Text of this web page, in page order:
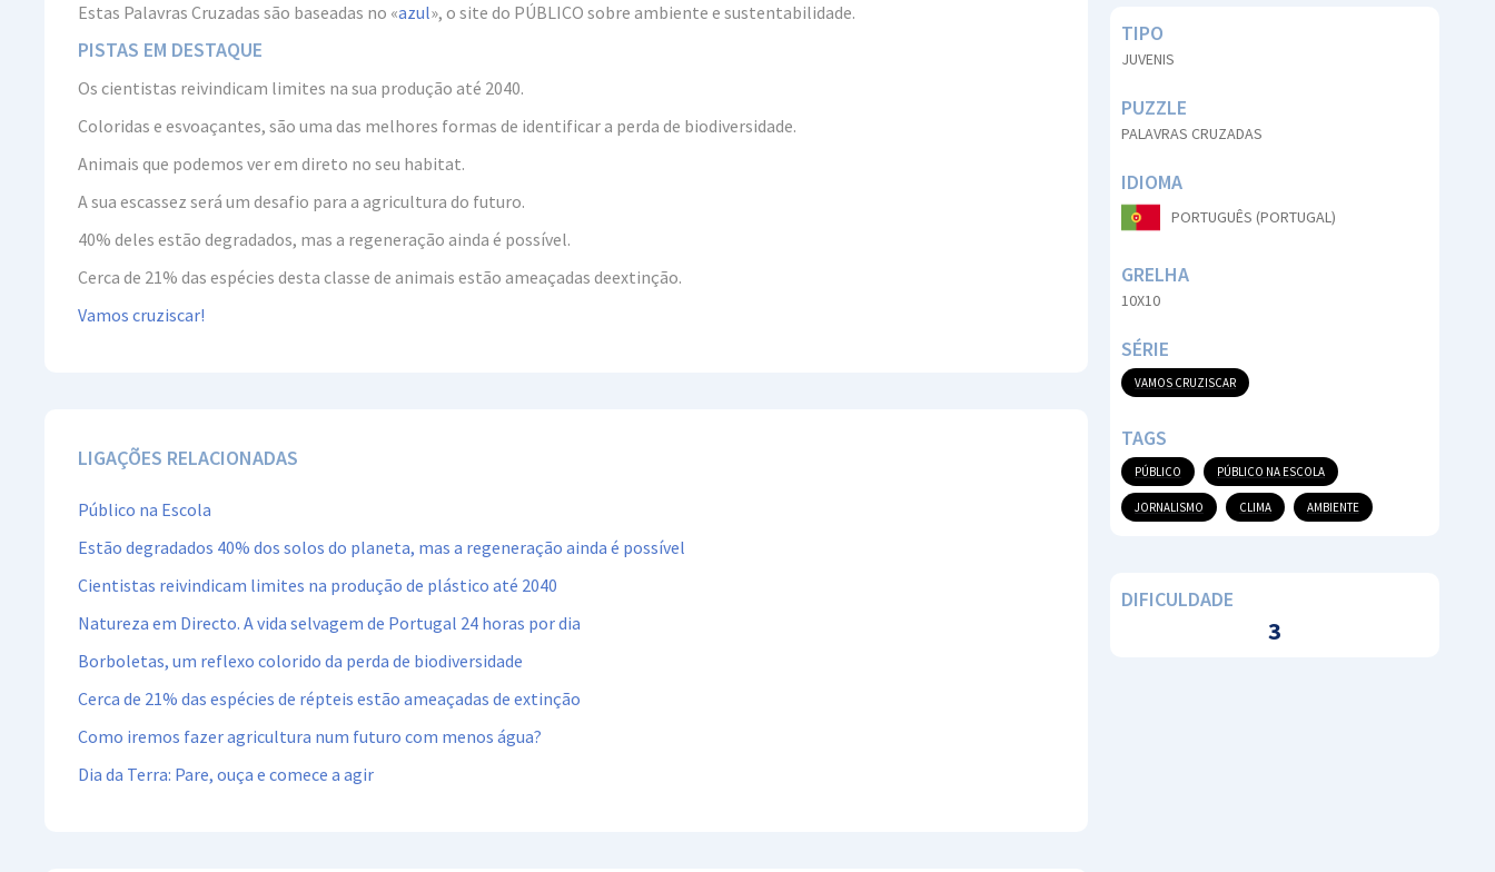
Estas Palavras Cruzadas são baseadas no «azul», o site do PÚBLICO sobre ambiente e sustentabilidade.
PISTAS EM DESTAQUE
Os cientistas reivindicam limites na sua produção até 2040.
Coloridas e esvoaçantes, são uma das melhores formas de identificar a perda de biodiversidade.
Animais que podemos ver em direto no seu habitat.
A sua escassez será um desafio para a agricultura do futuro.
40% deles estão degradados, mas a regeneração ainda é possível.
Cerca de 21% das espécies desta classe de animais estão ameaçadas deextinção.
Vamos cruziscar!
LIGAÇÕES RELACIONADAS
Público na Escola
Estão degradados 40% dos solos do planeta, mas a regeneração ainda é possível
Cientistas reivindicam limites na produção de plástico até 2040
Natureza em Directo. A vida selvagem de Portugal 24 horas por dia
Borboletas, um reflexo colorido da perda de biodiversidade
Cerca de 21% das espécies de répteis estão ameaçadas de extinção
Como iremos fazer agricultura num futuro com menos água?
Dia da Terra: Pare, ouça e comece a agir
TIPO
JUVENIS
PUZZLE
PALAVRAS CRUZADAS
IDIOMA
PORTUGUÊS (PORTUGAL)
GRELHA
10X10
SÉRIE
VAMOS CRUZISCAR
TAGS
PÚBLICO PÚBLICO NA ESCOLA
JORNALISMO CLIMA AMBIENTE
DIFICULDADE
3